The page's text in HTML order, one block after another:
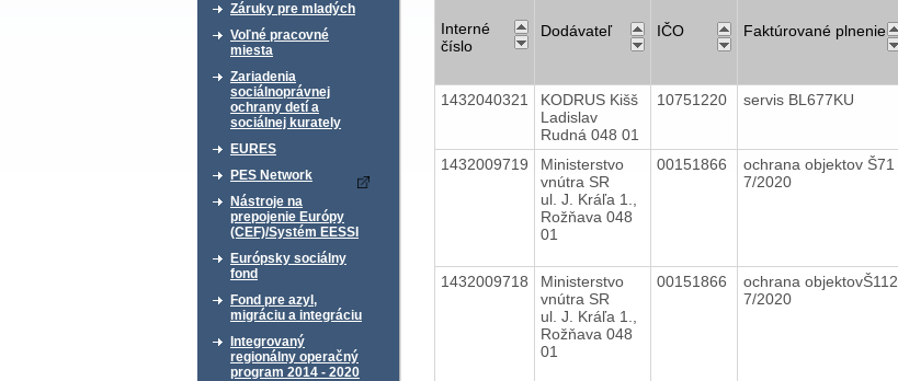
Záruky pre mladých
Voľné pracovné
miesta
Zariadenia
sociálnoprávnej
ochrany detí a
sociálnej kurately
EURES
PES Network
Nástroje na
prepojenie Európy
(CEF)/Systém EESSI
Európsky sociálny
fond
Fond pre azyl,
migráciu a integráciu
Integrovaný
regionálny operačný
program 2014 - 2020
Interné
číslo
Dodávateľ IČO Faktúrované plnenie
1432040321
KODRUS Kišš
Ladislav
Rudná 048 01
10751220 servis BL677KU
1432009719
Ministerstvo
vnútra SR
ul. J. Kráľa 1.,
Rožňava 048
01
00151866
ochrana objektov Š71
7/2020
1432009718
Ministerstvo
vnútra SR
ul. J. Kráľa 1.,
Rožňava 048
01
00151866
ochrana objektovŠ112
7/2020